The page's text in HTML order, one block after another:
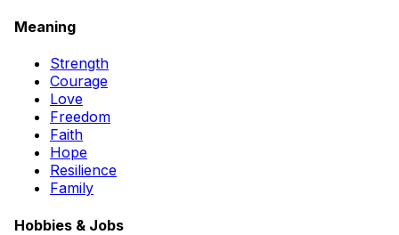
Meaning
Strength
Courage
Love
Freedom
Faith
Hope
Resilience
Family
Hobbies & Jobs